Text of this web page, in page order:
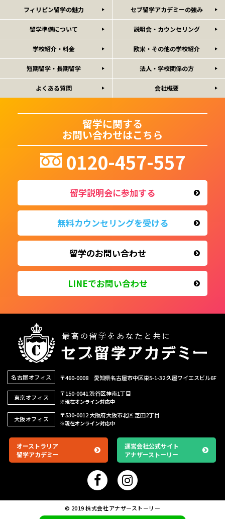
フィリピン留学の魅力 セブ留学アカデミーの強み
留学準備について 説明会・カウンセリング
学校紹介・料金 欧米・その他の学校紹介
短期留学・長期留学 法人・学校関係の方
よくある質問 会社概要
留学に関する
お問い合わせはこちら
0120-457-557
留学説明会に参加する
無料カウンセリングを受ける
留学のお問い合わせ
LINEでお問い合わせ
名古屋オフィス 〒460-0008 愛知県名古屋市中区栄5-1-32久屋ワイエスビル6F
東京オフィス 〒150-0041 渋谷区神南1丁目
※現在オンライン対応中
大阪オフィス 〒530-0012 大阪府大阪市北区 芝田2丁目
※現在オンライン対応中
オーストラリア
留学アカデミー
運営会社公式サイト
アナザーストーリー
© 2019 株式会社アナザーストーリー